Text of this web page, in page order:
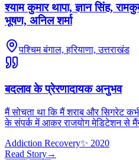
श्याम कुमार थापा, ज्ञान सिंह,
भूषण, अनिल शर्मा
पश्चिम बंगाल, हरियाणा, उत्तराखंड
बदलाव के प्रेरणादायक अनुभव
मैं सोचता था कि मैं शराब और सिगरेट
के संपर्क में आकर राजयोग मेडिटेशन से
Addiction Recovery✨ 2020
Read Story→